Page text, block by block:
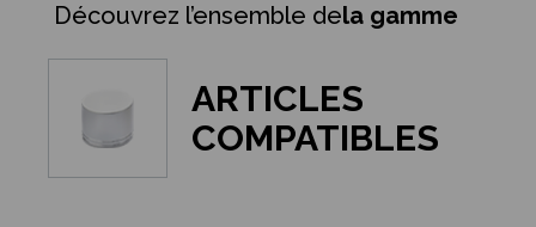
Découvrez l’ensemble dela gamme
ARTICLES
COMPATIBLES